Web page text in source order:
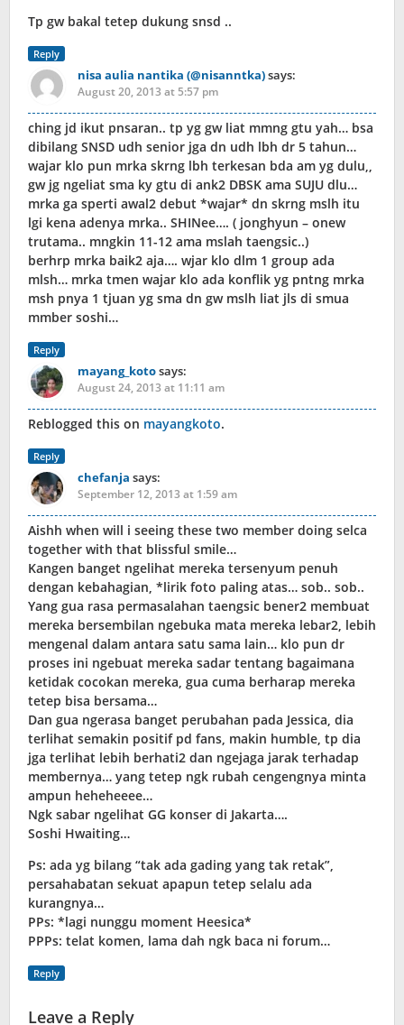
Tp gw bakal tetep dukung snsd ..
Reply
nisa aulia nantika (@nisanntka)says:
August 20, 2013 at 5:57 pm
ching jd ikut pnsaran.. tp yg gw liat mmng gtu yah… bsa
dibilang SNSD udh senior jga dn udh lbh dr 5 tahun…
wajar klo pun mrka skrng lbh terkesan bda am yg dulu,,
gw jg ngeliat sma ky gtu di ank2 DBSK ama SUJU dlu…
mrka ga sperti awal2 debut *wajar* dn skrng mslh itu
lgi kena adenya mrka.. SHINee…. ( jonghyun – onew
trutama.. mngkin 11-12 ama mslah taengsic..)
berhrp mrka baik2 aja…. wjar klo dlm 1 group ada
mlsh… mrka tmen wajar klo ada konflik yg pntng mrka
msh pnya 1 tjuan yg sma dn gw mslh liat jls di smua
mmber soshi…
Reply
mayang_kotosays:
August 24, 2013 at 11:11 am
Reblogged this on mayangkoto.
Reply
chefanja says:
September 12, 2013 at 1:59 am
Aishh when will i seeing these two member doing selca
together with that blissful smile…
Kangen banget ngelihat mereka tersenyum penuh
dengan kebahagian, *lirik foto paling atas… sob.. sob..
Yang gua rasa permasalahan taengsic bener2 membuat
mereka bersembilan ngebuka mata mereka lebar2, lebih
mengenal dalam antara satu sama lain… klo pun dr
proses ini ngebuat mereka sadar tentang bagaimana
ketidak cocokan mereka, gua cuma berharap mereka
tetep bisa bersama…
Dan gua ngerasa banget perubahan pada Jessica, dia
terlihat semakin positif pd fans, makin humble, tp dia
jga terlihat lebih berhati2 dan ngejaga jarak terhadap
membernya… yang tetep ngk rubah cengengnya minta
ampun heheheeee…
Ngk sabar ngelihat GG konser di Jakarta….
Soshi Hwaiting…
Ps: ada yg bilang “tak ada gading yang tak retak”,
persahabatan sekuat apapun tetep selalu ada
kurangnya…
PPs: *lagi nunggu moment Heesica*
PPPs: telat komen, lama dah ngk baca ni forum…
Reply
Leave a Reply